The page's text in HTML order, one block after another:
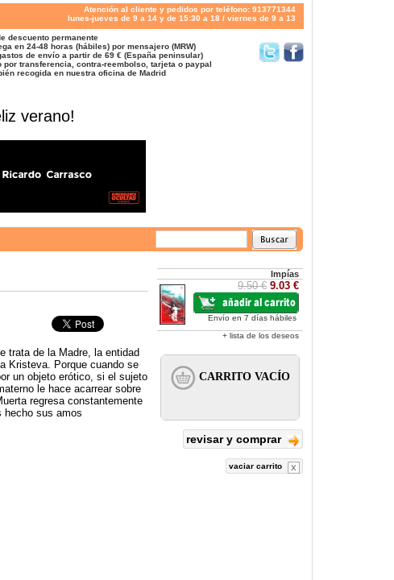
Atención al cliente y pedidos por teléfono: 913771344
lunes-jueves de 9 a 14 y de 15:30 a 18 / viernes de 9 a 13
descuento permanente
en 24-48 horas (hábiles) por mensajero (MRW)
de envío a partir de 69 € (España peninsular)
por transferencia, contra-reembolso, tarjeta o paypal
recogida en nuestra oficina de Madrid
verano!
trata de la Madre, la entidad
Kristeva. Porque cuando se
un objeto erótico, si el sujeto
le hace acarrear sobre
regresa constantemente
hecho sus amos
Impías
9.50 € 9.03 €
Envío en 7 días hábiles
+ lista de los deseos
revisar y comprar
vaciar carrito